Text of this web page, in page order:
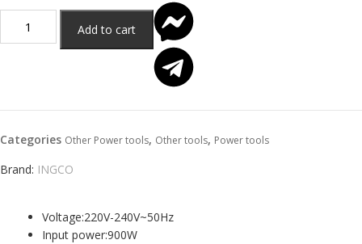
Add to cart
Categories Other Power tools, Other tools, Power tools
Brand: INGCO
Voltage:220V-240V~50Hz
Input power:900W